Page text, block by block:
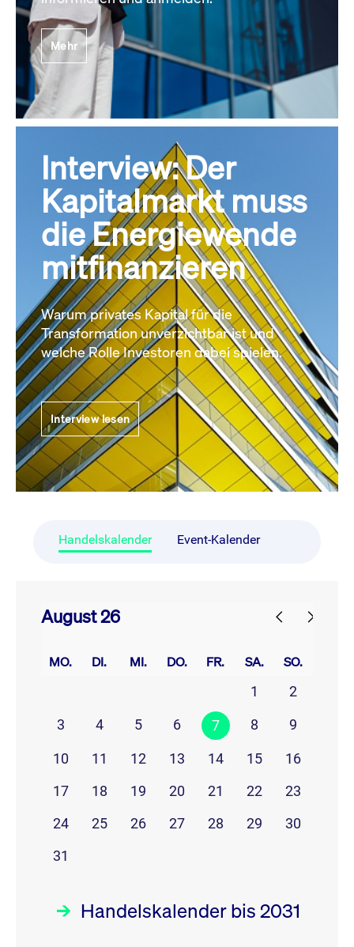
Mehr
Interview: Der
Kapitalmarkt muss
die Energiewende
mitfinanzieren
Warum privates Kapital für die
Transformation unverzichtbar ist und
welche Rolle Investoren dabei spielen.
Interview lesen
Handelskalender Event-Kalender
August 26
MO. DI. MI. DO. FR. SA. SO.
1
2
3
4 5 6 7 8 9
10 11 12 13 14 15
16
17
18 19 20 21 22
23
24
25 26 27 28 29
30
31
Handelskalender bis 2031